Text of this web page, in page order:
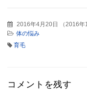
2016年4月20日 （2016年
体の悩み
育毛
コメントを残す